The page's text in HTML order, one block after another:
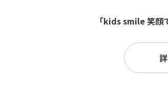
「kids smile 笑顔